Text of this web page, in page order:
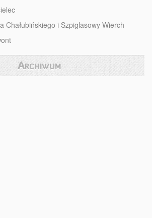
Chałubińskiego i Szpiglasowy Wierch
Archiwum